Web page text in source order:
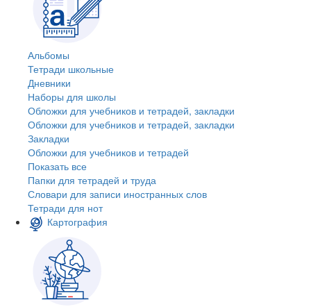
Альбомы
Тетради школьные
Дневники
Наборы для школы
Обложки для учебников и тетрадей, закладки
Обложки для учебников и тетрадей, закладки
Закладки
Обложки для учебников и тетрадей
Показать все
Папки для тетрадей и труда
Словари для записи иностранных слов
Тетради для нот
Картография